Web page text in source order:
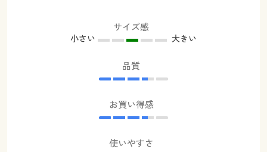
サイズ感
小さい 大きい
品質
お買い得感
使いやすさ